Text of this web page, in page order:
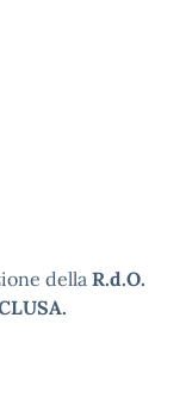
della R.d.O.